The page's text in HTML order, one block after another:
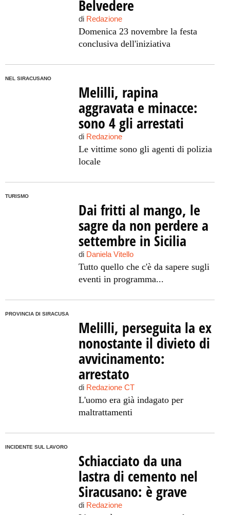
Belvedere
di Redazione
Domenica 23 novembre la festa
conclusiva dell'iniziativa
NEL SIRACUSANO
Melilli, rapina
aggravata e minacce:
sono 4 gli arrestati
di Redazione
Le vittime sono gli agenti di polizia
locale
TURISMO
Dai fritti al mango, le
sagre da non perdere a
settembre in Sicilia
di Daniela Vitello
Tutto quello che c'è da sapere sugli
eventi in programma...
PROVINCIA DI SIRACUSA
Melilli, perseguita la ex
nonostante il divieto di
avvicinamento:
arrestato
di Redazione CT
L'uomo era già indagato per
maltrattamenti
INCIDENTE SUL LAVORO
Schiacciato da una
lastra di cemento nel
Siracusano: è grave
di Redazione